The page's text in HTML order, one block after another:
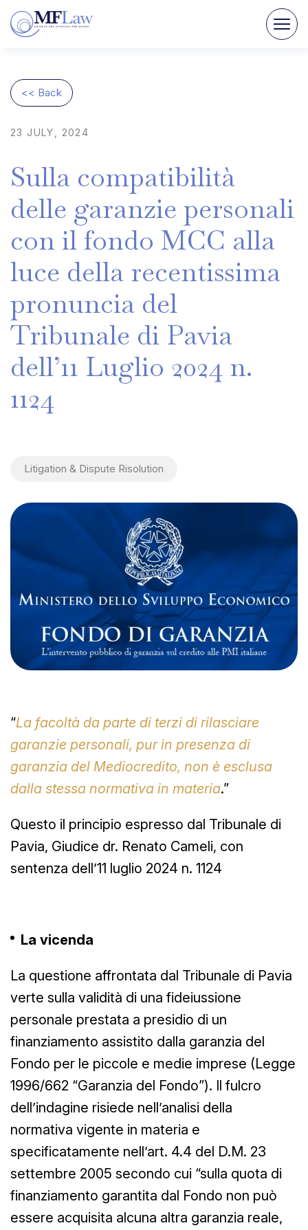
<< Back
23 JULY, 2024
Sulla compatibilità
delle garanzie personali
con ilfondo MCC alla
luce della recentissima
pronuncia del
Tribunale di Pavia
dell’11 Luglio 2024 n.
1124
Litigation & Dispute Risolution
“La facoltà da parte di terzi di rilasciare
garanzie personali, pur in presenza di
garanzia del Mediocredito, non è esclusa
dalla stessa normativa in materia.”
Questo il principio espresso dal Tribunale di
Pavia, Giudice dr. Renato Cameli, con
sentenza dell’11 luglio 2024 n. 1124
La vicenda
La questione affrontata dal Tribunale di Pavia
verte sulla validità di una fideiussione
personale prestata a presidio di un
finanziamento assistito dalla garanzia del
Fondo per le piccole e medie imprese (Legge
1996/662 “Garanzia del Fondo”). Il fulcro
dell’indagine risiede nell’analisi della
normativa vigente in materia e
specificatamente nell’art. 4.4 del D.M. 23
settembre 2005 secondo cui “sulla quota di
finanziamento garantita dal Fondo non può
essere acquisita alcuna altra garanzia reale,